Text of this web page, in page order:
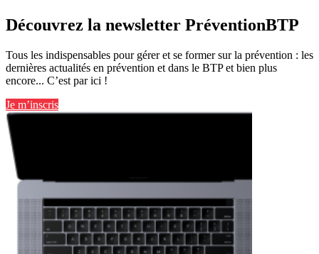
Découvrez la newsletter PréventionBTP
Tous les indispensables pour gérer et se former sur la prévention : les
dernières actualités en prévention et dans le BTP et bien plus
encore... C’est par ici !
Je m’inscris